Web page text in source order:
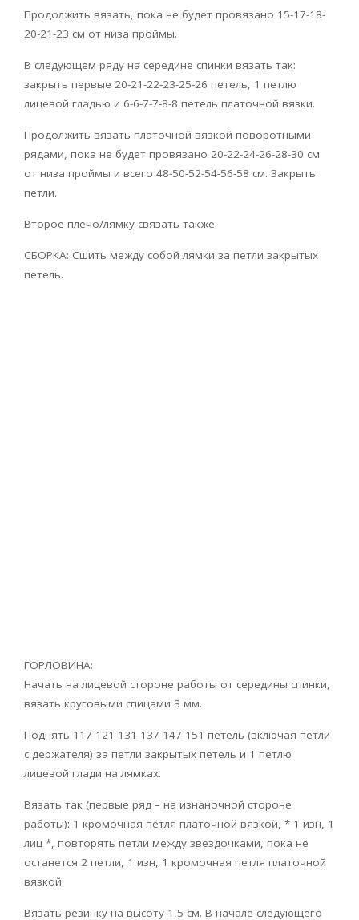
Продолжить вязать, пока не будет провязано 15-17-18-
20-21-23 см от низа проймы.
В следующем ряду на середине спинки вязать так:
закрыть первые 20-21-22-23-25-26 петель, 1 петлю
лицевой гладью и 6-6-7-7-8-8 петель платочной вязки.
Продолжить вязать платочной вязкой поворотными
рядами, пока не будет провязано 20-22-24-26-28-30 см
от низа проймы и всего 48-50-52-54-56-58 см. Закрыть
петли.
Второе плечо/лямку связать также.
СБОРКА: Сшить между собой лямки за петли закрытых
петель.
ГОРЛОВИНА:
Начать на лицевой стороне работы от середины спинки,
вязать круговыми спицами 3 мм.
Поднять 117-121-131-137-147-151 петель (включая петли
с держателя) за петли закрытых петель и 1 петлю
лицевой глади на лямках.
Вязать так (первые ряд – на изнаночной стороне
работы): 1 кромочная петля платочной вязкой, * 1 изн, 1
лиц *, повторять петли между звездочками, пока не
останется 2 петли, 1 изн, 1 кромочная петля платочной
вязкой.
Вязать резинку на высоту 1,5 см. В начале следующего